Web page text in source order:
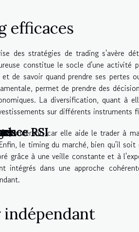
efficaces
des stratégies de trading s'avère
constitue le socle d'une activité
de savoir quand prendre ses pertes
permet de prendre des
La diversification, quant à
sur différents instruments
car elle aide le trader à
le timing du marché, bien qu'il
grâce à une veille constante et à
intégrés dans une approche
RSI